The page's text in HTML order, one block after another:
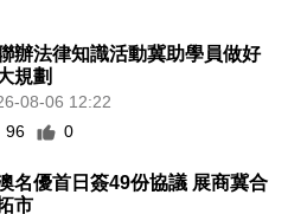
辦法律知識活動冀助學員做好
規劃
08-06 12:22
96
0
名優首日簽49份協議 展商冀合
市